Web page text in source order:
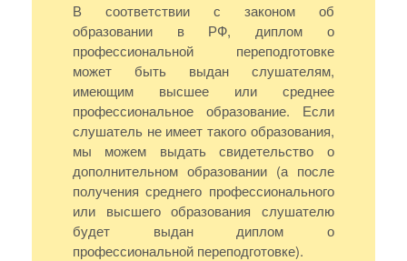
В соответствии с законом об
образовании в РФ, диплом о
профессиональной переподготовке
может быть выдан слушателям,
имеющим высшее или среднее
профессиональное образование. Если
слушатель не имеет такого образования,
мы можем выдать свидетельство о
дополнительном образовании (а после
получения среднего профессионального
или высшего образования слушателю
будет выдан диплом о
профессиональной переподготовке).